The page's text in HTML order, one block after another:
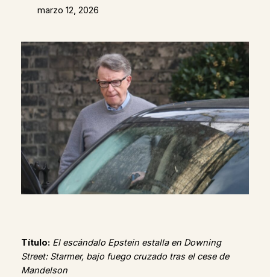
marzo 12, 2026
Título: El escándalo Epstein estalla en Downing
Street: Starmer, bajo fuego cruzado tras el cese de
Mandelson